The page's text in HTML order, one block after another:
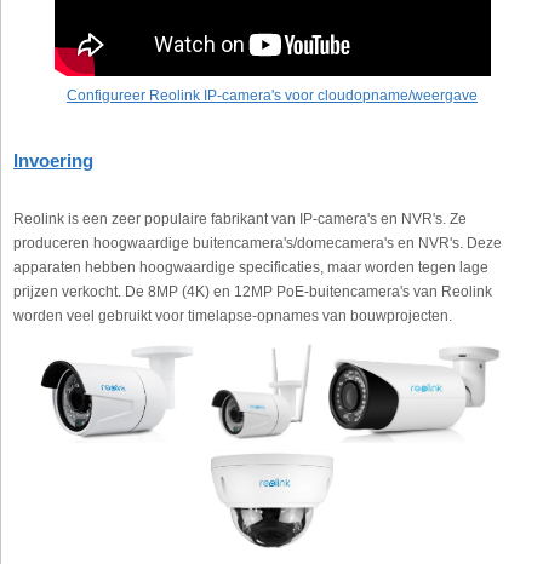
Configureer Reolink IP-camera's voor cloudopname/weergave
Invoering
Reolink is een zeer populaire fabrikant van IP-camera's en NVR's. Ze
produceren hoogwaardige buitencamera's/domecamera's en NVR's. Deze
apparaten hebben hoogwaardige specificaties, maar worden tegen lage
prijzen verkocht. De 8MP (4K) en 12MP PoE-buitencamera's van Reolink
worden veel gebruikt voor timelapse-opnames van bouwprojecten.